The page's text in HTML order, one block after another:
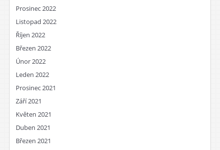
Prosinec 2022
Listopad 2022
Říjen 2022
Březen 2022
Únor 2022
Leden 2022
Prosinec 2021
Září 2021
Květen 2021
Duben 2021
Březen 2021